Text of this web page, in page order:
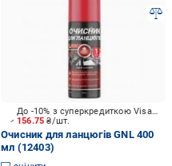
156.75₴/шт.
До -10% з суперкредиткою Visa Вигода
Очисник для ланцюгів GNL 400
мл (12403)